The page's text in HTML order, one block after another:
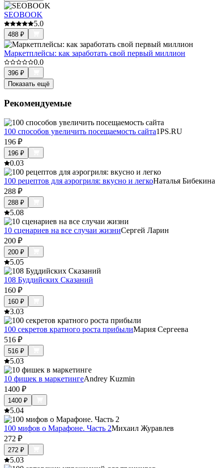
SEOBOOK
5.0
488 ₽
Маркетплейсы: как заработать свой первый миллион
0.0
396 ₽
Показать ещё
Рекомендуемые
100 способов увеличить посещаемость сайта1PS.RU
196 ₽
196 ₽
0.03
100 рецептов для аэрогриля: вкусно и легкоНаталья Бибекина
288 ₽
288 ₽
5.08
10 сценариев на все случаи жизниСергей Ларин
200 ₽
200 ₽
5.05
108 Буддийских Сказаний
160 ₽
160 ₽
3.03
100 секретов кратного роста прибылиМария Сергеева
516 ₽
516 ₽
5.03
10 фишек в маркетингеAndrey Kuzmin
1400 ₽
1400 ₽
5.04
100 мифов о Марафоне. Часть 2Михаил Журавлев
272 ₽
272 ₽
5.03